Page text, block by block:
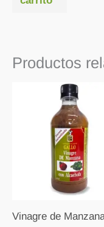
Productos
Vinagre de